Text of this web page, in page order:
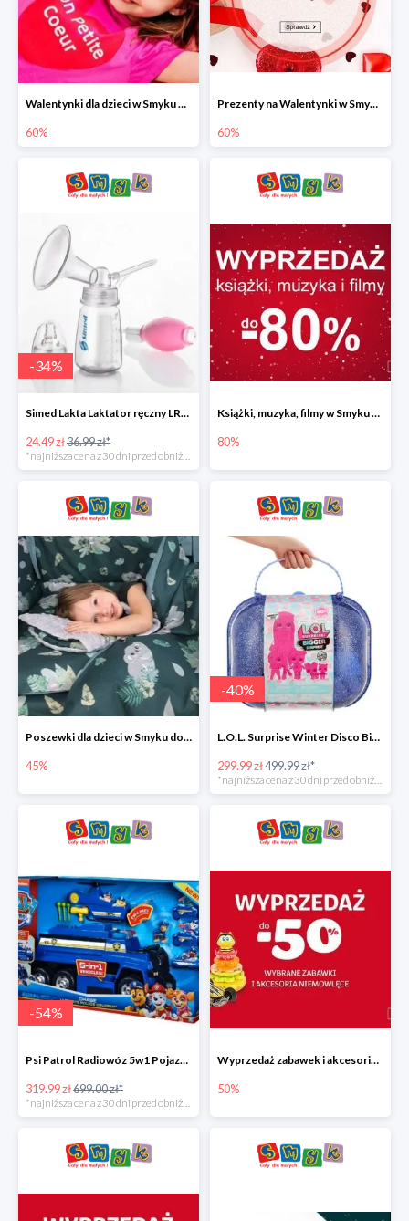
Walentynki dla dzieci w Smyku do -60%
60%
Prezenty na Walentynki w Smyku do -60%
60%
-34%
Simed Lakta Laktator ręczny LR-8 -34%
24.49 zł36.99 zł*
*najniższa cena z 30 dni przed obniżką
Książki, muzyka, filmy w Smyku do -80%
80%
Poszewki dla dzieci w Smyku do -45%
45%
-40%
L.O.L. Surprise Winter Disco Bigger Surprise Zestaw laleczek w walizce -40%
299.99 zł499.99 zł*
-54%
Psi Patrol Radiowóz 5w1 Pojazd ratunkowy z figurką Chase'a
319.99 zł699.00 zł*
Wyprzedaż zabawek i akcesoriów niemowlęcych w Smyku do -50%
50%